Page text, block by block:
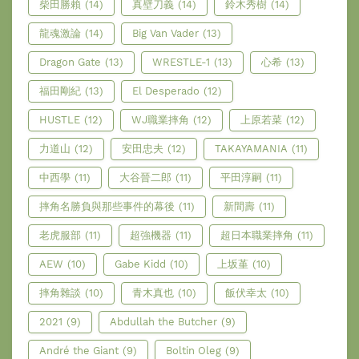
柴田勝賴 (14) 真壁刀義 (14) 鈴木秀樹 (14)
龍魂激論 (14) Big Van Vader (13)
Dragon Gate (13) WRESTLE-1 (13) 心希 (13)
福田剛紀 (13) El Desperado (12)
HUSTLE (12) WJ職業摔角 (12) 上原若菜 (12)
力道山 (12) 安田忠夫 (12) TAKAYAMANIA (11)
中西學 (11) 大谷晉二郎 (11) 平田淳嗣 (11)
摔角名勝負與那些事件的幕後 (11) 新間壽 (11)
老虎服部 (11) 超強機器 (11) 超日本職業摔角 (11)
AEW (10) Gabe Kidd (10) 上坂堇 (10)
摔角雜談 (10) 青木真也 (10) 飯伏幸太 (10)
2021 (9) Abdullah the Butcher (9)
André the Giant (9) Boltin Oleg (9)